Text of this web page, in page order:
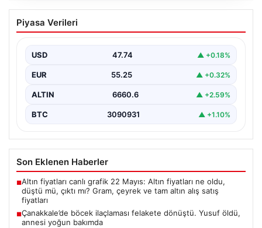
Çanakkale’de böcek ilaçlaması felakete
dönüştü. Yusuf öldü, annesi yoğun
{“title”: “Çanakkale’de Böcek İlaçlaması Felaketle Bitti:
“content”:…
Piyasa Verileri
USD 47.74 ▲ +0.18%
EUR 55.25 ▲ +0.32%
ALTIN 6660.6 ▲ +2.59%
BTC 3090931 ▲ +1.10%
Son Eklenen Haberler
■Altın fiyatları canlı grafik 22 Mayıs: Altın fiyatları ne oldu,
düştü mü, çıktı mı? Gram, çeyrek ve tam altın alış satış
fiyatları
■Çanakkale’de böcek ilaçlaması felakete dönüştü. Yusuf öldü,
annesi yoğun bakımda